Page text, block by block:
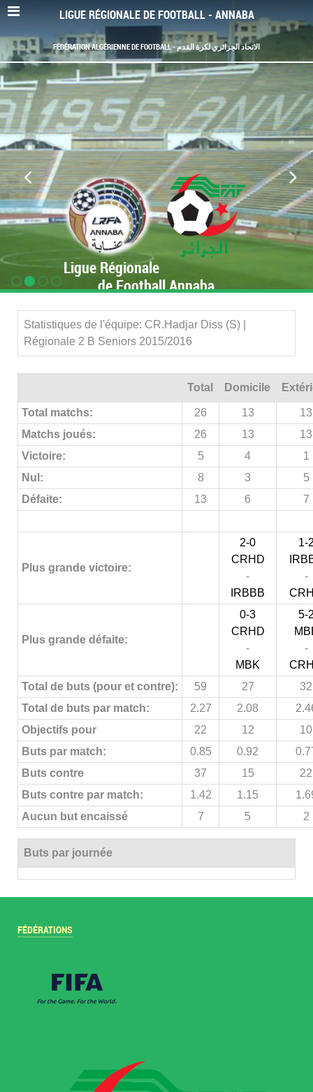
LIGUE RÉGIONALE DE FOOTBALL - ANNABA
FÉDÉRATION ALGÉRIENNE DE FOOTBALL - الاتحاد الجزائري لكرة القدم
Ligue Régionale
de Football Annaba
Statistiques de l'équipe: CR.Hadjar Diss (S) |
Régionale 2 B Seniors 2015/2016
Total Domicile
Total matchs: 26 13
13
Matchs joués:
26 13
13
Victoire:
5 4
1
Nul:
8 3
5
Défaite:
13 6 7
Plus grande victoire:
2-0
CRHD
-
IRBBB
1-
-
Plus grande défaite:
0-3
CRHD
-
MBK
5-
-
Total de buts (pour et contre):
59 27
32
Total de buts par match:
2.27 2.08
Objectifs pour
22 12
10
Buts par match:
0.85 0.92
Buts contre
37 15
22
Buts contre par match:
1.42 1.15
Aucun but encaissé
7 5 2
Buts par journée
FÉDÉRATIONS